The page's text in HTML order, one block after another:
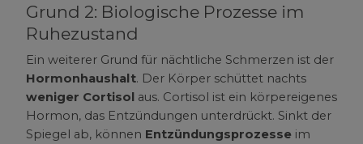
Grund 2: Biologische Prozesse im
Ruhezustand
Ein weiterer Grund für nächtliche Schmerzen ist der
Hormonhaushalt. Der Körper schüttet nachts
weniger Cortisol aus. Cortisol ist ein körpereigenes
Hormon, das Entzündungen unterdrückt. Sinkt der
Spiegel ab, können Entzündungsprozesse im